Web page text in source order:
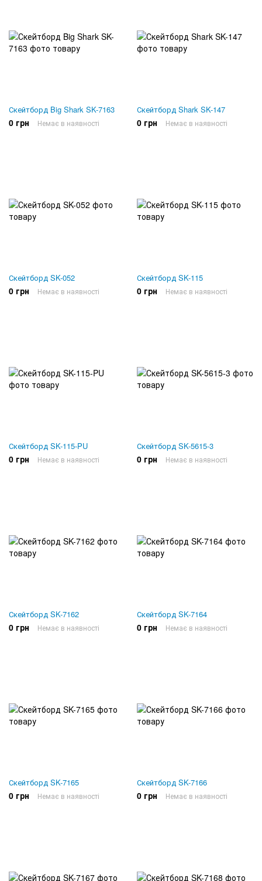
Скейтборд Big Shark SK-7163
0 грн Немає в наявності
Скейтборд Shark SK-147
0 грн Немає в наявності
Скейтборд SK-052
0 грн Немає в наявності
Скейтборд SK-115
0 грн Немає в наявності
Скейтборд SK-115-PU
0 грн Немає в наявності
Скейтборд SK-5615-3
0 грн Немає в наявності
Скейтборд SK-7162
0 грн Немає в наявності
Скейтборд SK-7164
0 грн Немає в наявності
Скейтборд SK-7165
0 грн Немає в наявності
Скейтборд SK-7166
0 грн Немає в наявності